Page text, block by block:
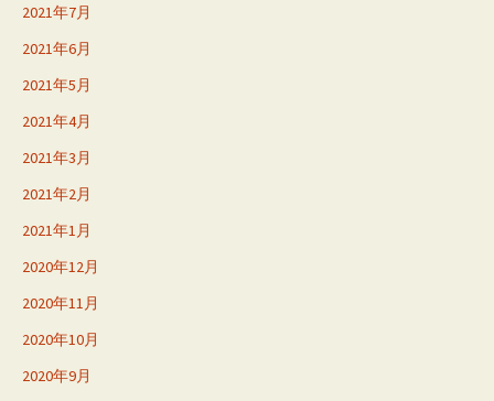
2021年7月
2021年6月
2021年5月
2021年4月
2021年3月
2021年2月
2021年1月
2020年12月
2020年11月
2020年10月
2020年9月